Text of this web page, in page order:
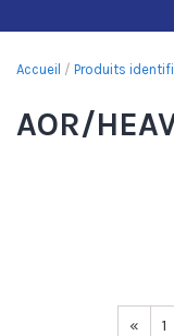
Accueil / Produits
AOR/
« 1